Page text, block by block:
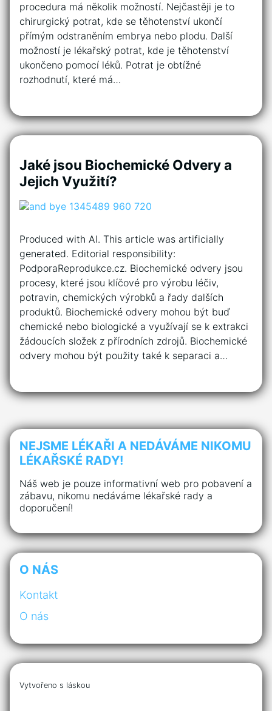
procedura má několik možností. Nejčastěji je to
chirurgický potrat, kde se těhotenství ukončí
přímým odstraněním embrya nebo plodu. Další
možností je lékařský potrat, kde je těhotenství
ukončeno pomocí léků. Potrat je obtížné
rozhodnutí, které má…
Jaké jsou Biochemické Odvery a
Jejich Využití?
Produced with AI. This article was artificially
generated. Editorial responsibility:
PodporaReprodukce.cz. Biochemické odvery jsou
procesy, které jsou klíčové pro výrobu léčiv,
potravin, chemických výrobků a řady dalších
produktů. Biochemické odvery mohou být buď
chemické nebo biologické a využívají se k extrakci
žádoucích složek z přírodních zdrojů. Biochemické
odvery mohou být použity také k separaci a…
NEJSME LÉKAŘI A NEDÁVÁME NIKOMU
LÉKAŘSKÉ RADY!
Náš web je pouze informativní web pro pobavení a
zábavu, nikomu nedáváme lékařské rady a
doporučení!
O NÁS
Kontakt
O nás
Vytvořeno s láskou